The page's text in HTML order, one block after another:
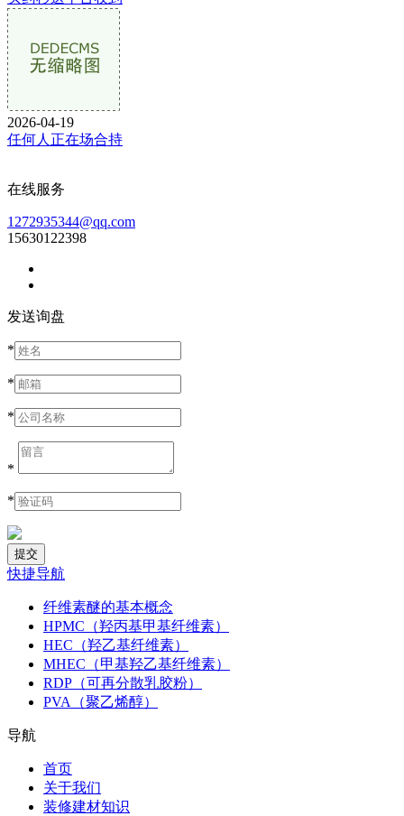
2026-04-19
任何人正在场合持
在线服务
1272935344@qq.com
15630122398
发送询盘
*
*
*
*
*
快捷导航
纤维素醚的基本概念
HPMC（羟丙基甲基纤维素）
HEC（羟乙基纤维素）
MHEC（甲基羟乙基纤维素）
RDP（可再分散乳胶粉）
PVA（聚乙烯醇）
导航
首页
关于我们
装修建材知识